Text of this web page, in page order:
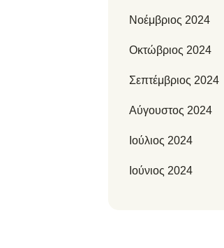
Νοέμβριος 2024
Οκτώβριος 2024
Σεπτέμβριος 2024
Αύγουστος 2024
Ιούλιος 2024
Ιούνιος 2024